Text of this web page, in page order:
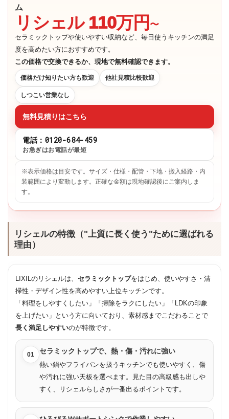
ム
リシェル 110万円 〜
セラミックトップや使いやすい収納など、毎日使うキッチンの満足
度を高めたい方におすすめです。
この価格で交換できるか、現地で無料確認できます。
価格だけ知りたい方も歓迎 他社見積比較歓迎
しつこい営業なし
無料見積りはこちら
電話：0120-684-459
お急ぎはお電話が最短
※表示価格は目安です。サイズ・仕様・配管・下地・搬入経路・内
装範囲により変動します。正確な金額は現地確認後にご案内しま
す。
リシェルの特徴（"上質に長く使う"ために選ばれる
理由）
LIXILのリシェルは、 セラミックトップをはじめ、使いやすさ・清
掃性・デザイン性を高めやすい上位キッチンです。
「料理をしやすくしたい」「掃除をラクにしたい」「LDKの印象
を上げたい」という方に向いており、素材感までこだわることで
長く満足しやすいのが特徴です。
01 セラミックトップで、熱・傷・汚れに強い
熱い鍋やフライパンを扱うキッチンでも使いやすく、傷
や汚れに強い天板を選べます。見た目の高級感も出しや
すく、リシェルらしさが一番出るポイントです。